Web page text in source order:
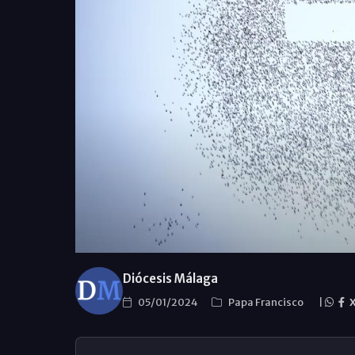
Diócesis Málaga
05/01/2024 Papa Francisco